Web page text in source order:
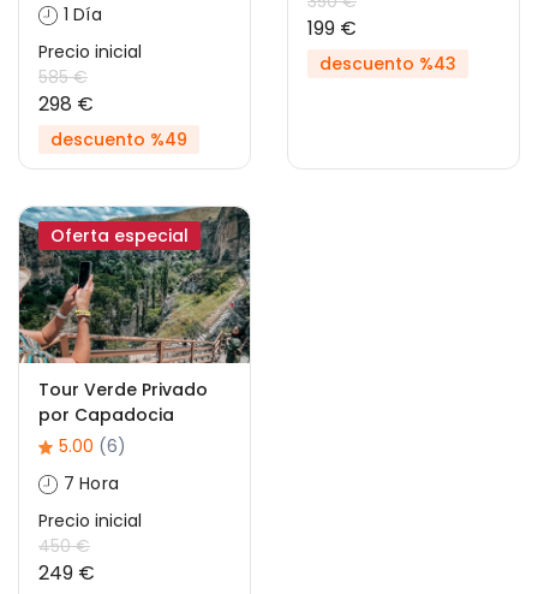
1 Día
Precio inicial
585 €
298 €
descuento %49
199 €
descuento %43
Oferta especial
Tour Verde Privado
por Capadocia
5.00 (6)
7 Hora
Precio inicial
450 €
249 €